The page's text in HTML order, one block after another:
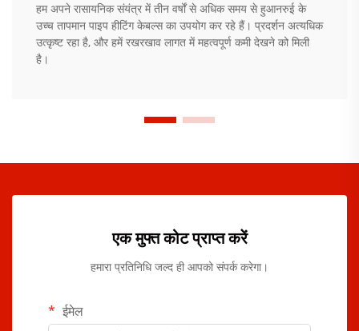
हम अपने रासायनिक संयंत्र में तीन वर्षों से अधिक समय से हुआनरुई के
उच्च तापमान पाइप हीटिंग केबल्स का उपयोग कर रहे हैं। प्रदर्शन अत्यधिक
उत्कृष्ट रहा है, और हमें रखरखाव लागत में महत्वपूर्ण कमी देखने को मिली
है।
एक मुफ्त कोट प्राप्त करें
हमारा प्रतिनिधि जल्द ही आपको संपर्क करेगा।
ईमेल